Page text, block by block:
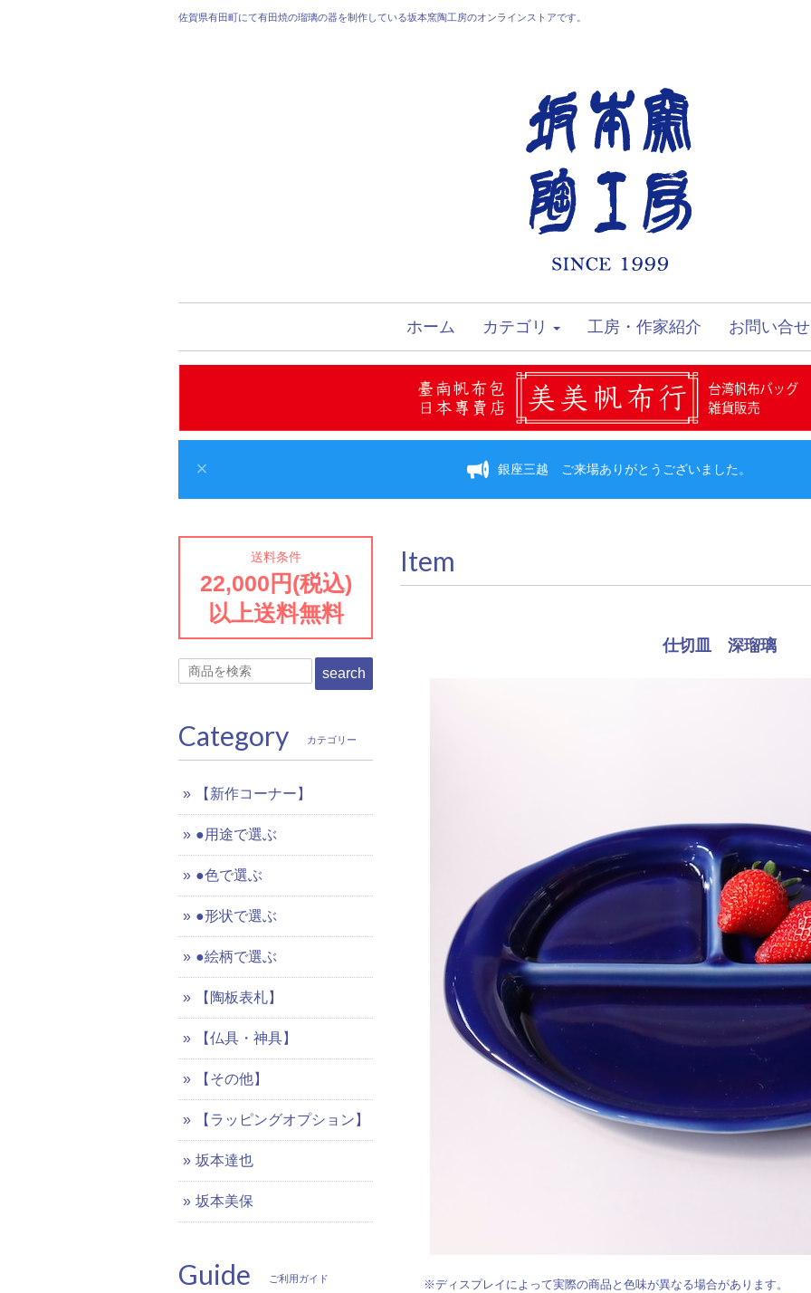
佐賀県有田町にて有田焼の瑠璃の器を制作している坂本窯陶工房のオンラインストアです。
ホーム カテゴリ 工房・作家紹介 お問い合せ
銀座三越 ご来場ありがとうございました。
Item
仕切皿 深瑠璃
※ディスプレイによって実際の商品と色味が異なる場合があります。
送料条件
22,000円(税込)
以上送料無料
search
Category カテゴリー
【新作コーナー】
●用途で選ぶ
●色で選ぶ
●形状で選ぶ
●絵柄で選ぶ
【陶板表札】
【仏具・神具】
【その他】
【ラッピングオプション】
坂本達也
坂本美保
Guide ご利用ガイド